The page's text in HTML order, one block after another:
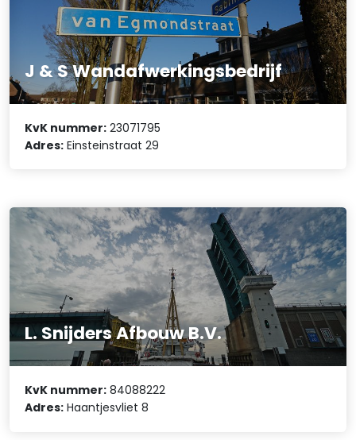
J & S Wandafwerkingsbedrijf
KvK nummer: 23071795
Adres: Einsteinstraat 29
L. Snijders Afbouw B.V.
KvK nummer: 84088222
Adres: Haantjesvliet 8